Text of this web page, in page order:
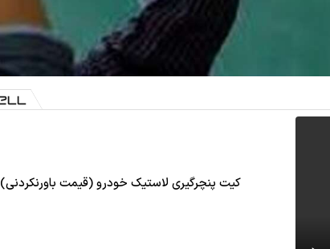
کیت پنچرگیری لاستیک خودرو (قیمت باورنکردنی)